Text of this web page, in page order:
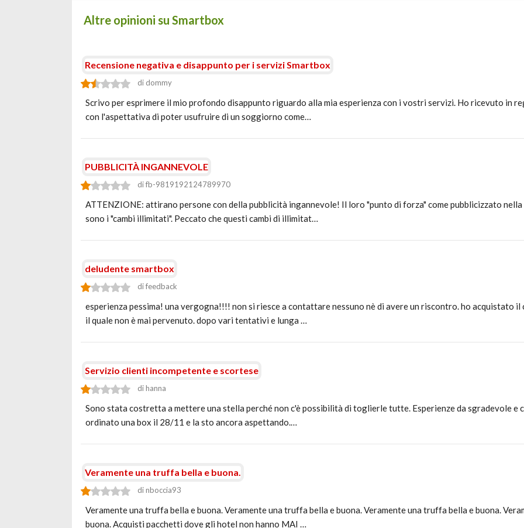
Altre opinioni su Smartbox
Recensione negativa e disappunto per i servizi Smartbox
di dommy
Scrivo per esprimere il mio profondo disappunto riguardo alla mia esperienza con i vostri servizi. Ho ricevuto in
con l'aspettativa di poter usufruire di un soggiorno come…
PUBBLICITÀ INGANNEVOLE
di fb-9819192124789970
ATTENZIONE: attirano persone con della pubblicità ingannevole! Il loro "punto di forza" come pubblicizzato
sono i "cambi illimitati". Peccato che questi cambi di illimitat…
deludente smartbox
di feedback
esperienza pessima! una vergogna!!!! non si riesce a contattare nessuno nè di avere un riscontro. ho acquistato
il quale non è mai pervenuto. dopo vari tentativi e lunga …
Servizio clienti incompetente e scortese
di hanna
Sono stata costretta a mettere una stella perché non c'è possibilità di toglierle tutte. Esperienze da sgradevole e
ordinato una box il 28/11 e la sto ancora aspettando.…
Veramente una truffa bella e buona.
di nboccia93
Veramente una truffa bella e buona. Veramente una truffa bella e buona. Veramente una truffa bella e buona.
buona. Acquisti pacchetti dove gli hotel non hanno MAI …